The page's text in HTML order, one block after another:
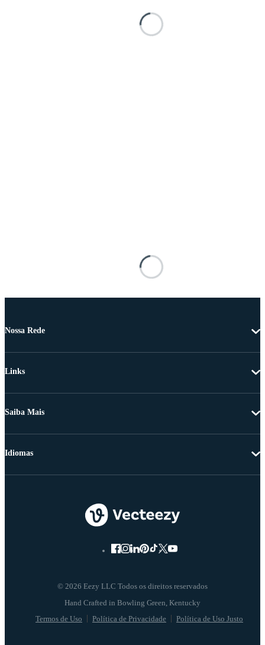
Nossa Rede
Links
Saiba Mais
© 2026 Eezy LLC Todos os direitos reservados
Termos de Uso Política de Privacidade Política de Uso Justo
Idiomas